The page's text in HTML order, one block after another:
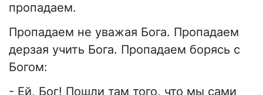
пропадаем.
Пропадаем не уважая Бога. Пропадаем
дерзая учить Бога. Пропадаем борясь с
Богом:
- Ей, Бог! Пошли там того, что мы сами